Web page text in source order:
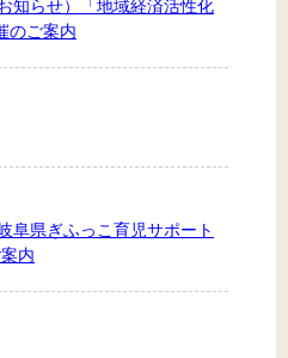
知らせ）「地域経済活性化
のご案内
阜県ぎふっこ育児サポート
内